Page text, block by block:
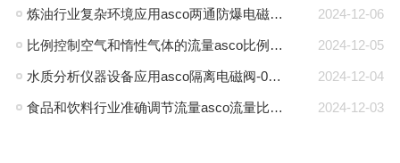
2024-12-06
炼油行业复杂环境应用asco两通防爆电磁阀-txp阀门位置开关盒
2024-12-05
比例控制空气和惰性气体的流量asco比例阀-202系列比例阀
2024-12-04
水质分析仪器设备应用asco隔离电磁阀-082微型隔离阀
2024-12-03
食品和饮料行业准确调节流量asco流量比例阀-209系列比例阀